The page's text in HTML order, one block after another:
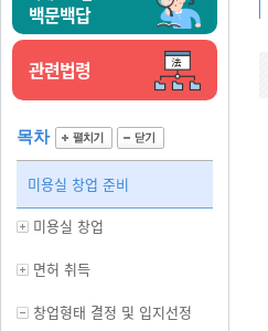
백문백답
관련법령
목차
미용실 창업 준비
미용실 창업
면허 취득
창업형태 결정 및 입지선정